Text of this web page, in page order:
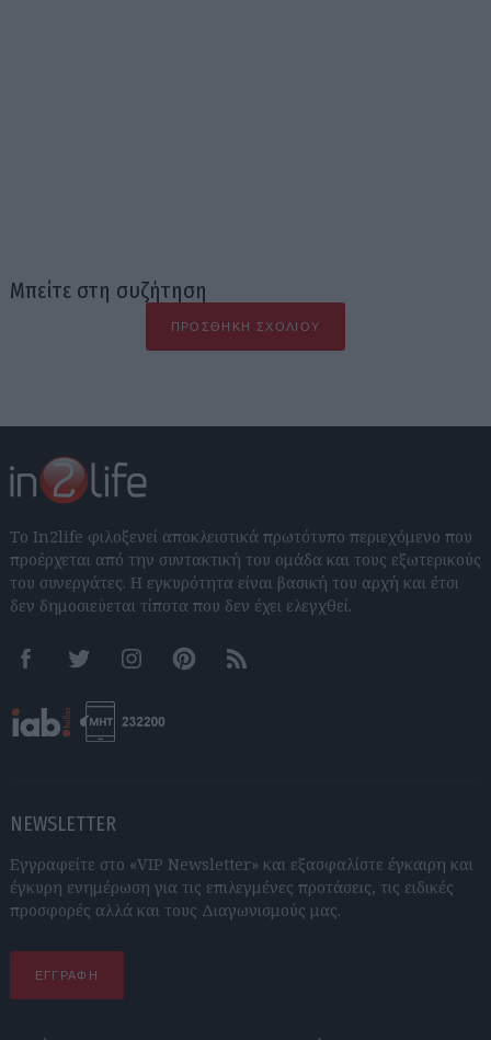
Μπείτε στη συζήτηση
ΠΡΟΣΘΉΚΗ ΣΧΟΛΊΟΥ
Το In2life φιλοξενεί αποκλειστικά πρωτότυπο περιεχόμενο που
προέρχεται από την συντακτική του ομάδα και τους εξωτερικούς
του συνεργάτες. Η εγκυρότητα είναι βασική του αρχή και έτσι
δεν δημοσιεύεται τίποτα που δεν έχει ελεγχθεί.
FacebookTwitter InstagramPinterestRSS feeds
NEWSLETTER
Εγγραφείτε στο «VIP Newsletter» και εξασφαλίστε έγκαιρη και
έγκυρη ενημέρωση για τις επιλεγμένες προτάσεις, τις ειδικές
προσφορές αλλά και τους Διαγωνισμούς μας.
ΕΓΓΡΑΦΗ